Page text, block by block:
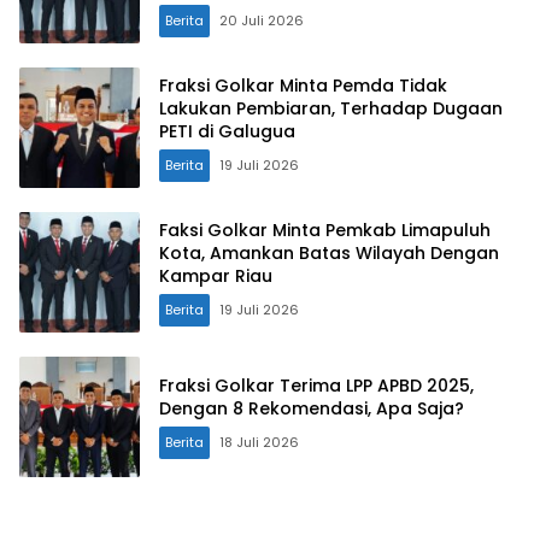
Berita 20 Juli 2026
Fraksi Golkar Minta Pemda Tidak
Lakukan Pembiaran, Terhadap Dugaan
PETI di Galugua
Berita 19 Juli 2026
Faksi Golkar Minta Pemkab Limapuluh
Kota, Amankan Batas Wilayah Dengan
Kampar Riau
Berita 19 Juli 2026
Fraksi Golkar Terima LPP APBD 2025,
Dengan 8 Rekomendasi, Apa Saja?
Berita 18 Juli 2026